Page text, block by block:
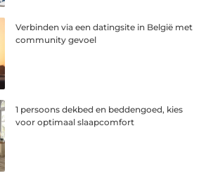
Verbinden via een datingsite in België met
community gevoel
1 persoons dekbed en beddengoed, kies
voor optimaal slaapcomfort